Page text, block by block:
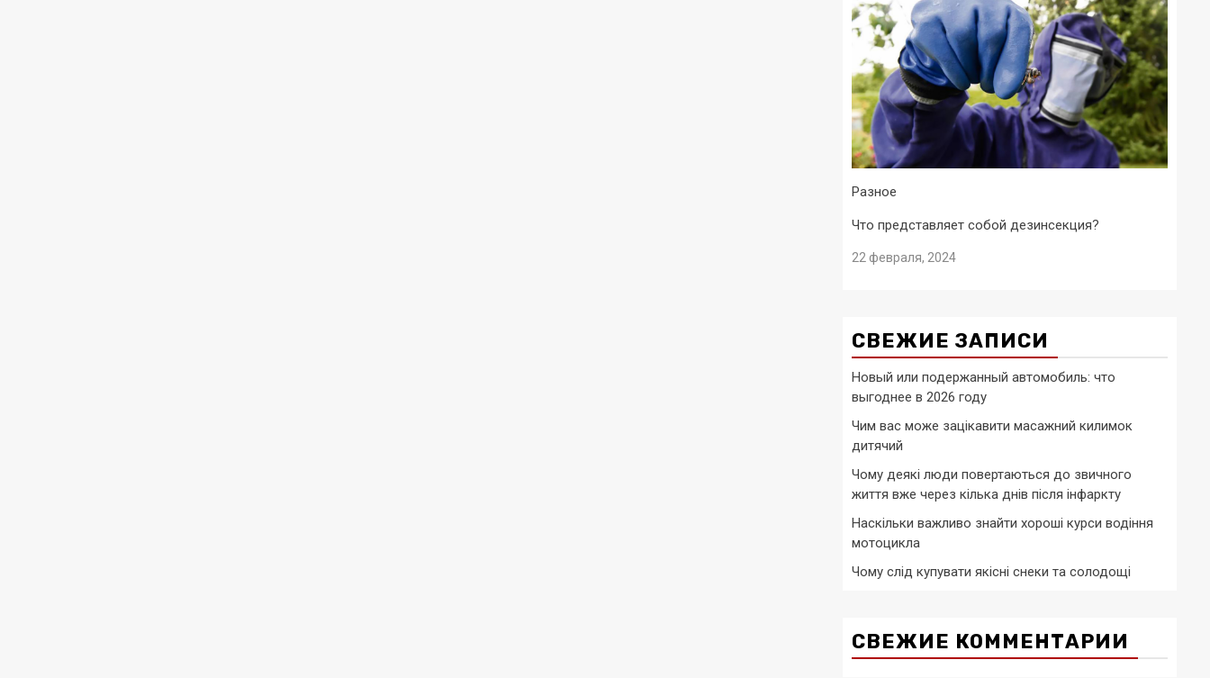
Разное
Что представляет собой дезинсекция?
22 февраля, 2024
СВЕЖИЕ ЗАПИСИ
Новый или подержанный автомобиль: что
выгоднее в 2026 году
Чим вас може зацікавити масажний килимок
дитячий
Чому деякі люди повертаються до звичного
життя вже через кілька днів після інфаркту
Наскільки важливо знайти хороші курси водіння
мотоцикла
Чому слід купувати якісні снеки та солодощі
СВЕЖИЕ КОММЕНТАРИИ